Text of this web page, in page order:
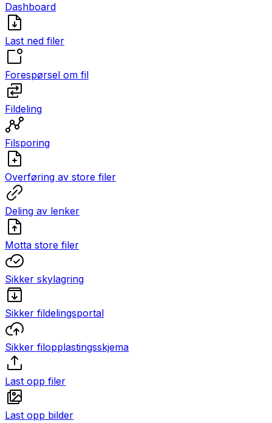
Dashboard
Last ned filer
Forespørsel om fil
Fildeling
Filsporing
Overføring av store filer
Deling av lenker
Motta store filer
Sikker skylagring
Sikker fildelingsportal
Sikker filopplastingsskjema
Last opp filer
Last opp bilder